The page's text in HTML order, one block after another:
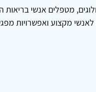
מטפלים אנשי בריאות
לאנשי מקצוע ואפשרויות